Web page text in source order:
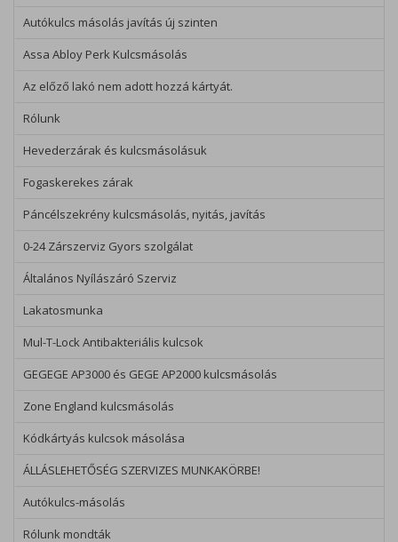
Autókulcs másolás javítás új szinten
Assa Abloy Perk Kulcsmásolás
Az előző lakó nem adott hozzá kártyát.
Rólunk
Hevederzárak és kulcsmásolásuk
Fogaskerekes zárak
Páncélszekrény kulcsmásolás, nyitás, javítás
0-24 Zárszerviz Gyors szolgálat
Általános Nyílászáró Szerviz
Lakatosmunka
Mul-T-Lock Antibakteriális kulcsok
GEGEGE AP3000 és GEGE AP2000 kulcsmásolás
Zone England kulcsmásolás
Kódkártyás kulcsok másolása
ÁLLÁSLEHETŐSÉG SZERVIZES MUNKAKÖRBE!
Autókulcs-másolás
Rólunk mondták
oldal megfelelő működéséhez, mint a
munkamenet (session) süti.
Olyan sütik, amelyek segítenek
látogatottságát, használati szokásait.